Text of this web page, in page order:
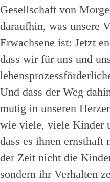
Gesellschaft von
daraufhin, was unsere
Erwachsene ist: Jetzt
dass wir für uns und
Und dass der Weg
mutig in unseren
wie viele, viele Kinder
dass es ihnen ernsthaft
der Zeit nicht die
sondern ihr Verhalten